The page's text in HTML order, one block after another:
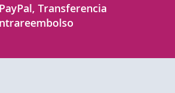
Transferencia